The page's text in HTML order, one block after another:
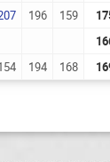
196 159
194 168